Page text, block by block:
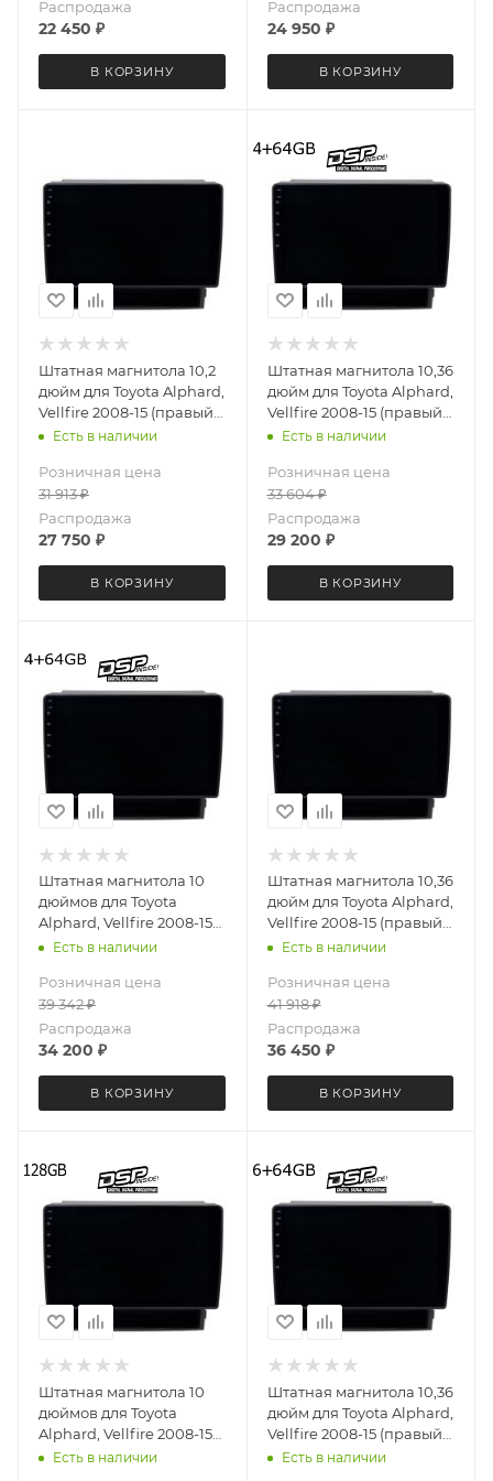
Распродажа
22 450 ₽
В КОРЗИНУ
Распродажа
24 950 ₽
В КОРЗИНУ
Штатная магнитола 10,2
дюйм для Toyota Alphard,
Vellfire 2008-15 (правый
руль) Teyes CC4L DTS
13 6+64 Gb
Есть в наличии
Розничная цена
31 913₽
Распродажа
27 750 ₽
В КОРЗИНУ
Штатная магнитола 10,36
дюйм для Toyota Alphard,
Vellfire 2008-15 (правый
руль) MEKEDE DUDU OS
Android 13 8 ядер 4+64
Gb
Есть в наличии
Розничная цена
33 604₽
Распродажа
29 200 ₽
В КОРЗИНУ
Штатная магнитола 10
дюймов для Toyota
Alphard, Vellfire 2008-15
(правый руль) MEKEDE
Android 13 4+64 Gb
Есть в наличии
Розничная цена
39 342₽
Распродажа
34 200 ₽
В КОРЗИНУ
Штатная магнитола 10,36
дюйм для Toyota Alphard,
Vellfire 2008-15 (правый
руль) Teyes CC4 4074-
6+64 Gb
Есть в наличии
Розничная цена
41 918₽
Распродажа
36 450 ₽
В КОРЗИНУ
Штатная магнитола 10
дюймов для Toyota
Alphard, Vellfire 2008-15
(правый руль) MEKEDE
Есть в наличии
Штатная магнитола 10,36
дюйм для Toyota Alphard,
Vellfire 2008-15 (правый
руль) MEKEDE DUDU OS
Есть в наличии